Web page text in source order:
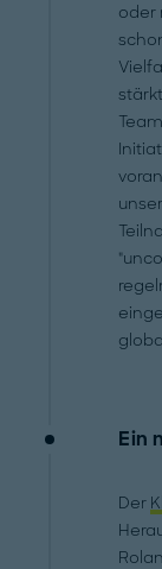
oder
Ein
Der